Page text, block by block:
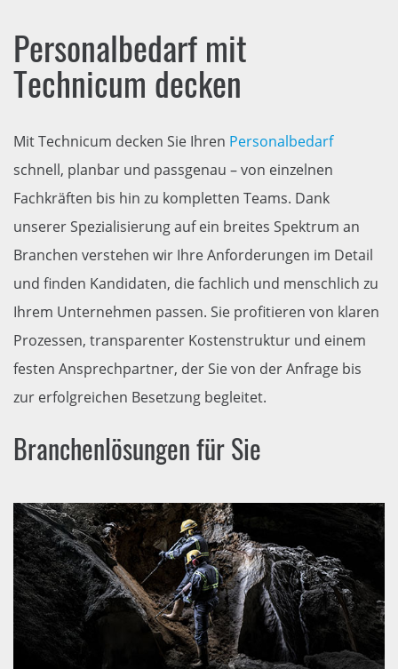
Personalbedarf mit
Technicum decken
Mit Technicum decken Sie Ihren Personalbedarf
schnell, planbar und passgenau – von einzelnen
Fachkräften bis hin zu kompletten Teams. Dank
unserer Spezialisierung auf ein breites Spektrum an
Branchen verstehen wir Ihre Anforderungen im Detail
und finden Kandidaten, die fachlich und menschlich zu
Ihrem Unternehmen passen. Sie profitieren von klaren
Prozessen, transparenter Kostenstruktur und einem
festen Ansprechpartner, der Sie von der Anfrage bis
zur erfolgreichen Besetzung begleitet.
Branchenlösungen für Sie